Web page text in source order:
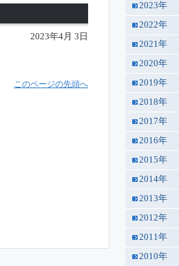
2023年4月 3日
このページの先頭へ
2023年
2022年
2021年
2020年
2019年
2018年
2017年
2016年
2015年
2014年
2013年
2012年
2011年
2010年